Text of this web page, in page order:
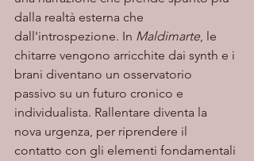
dalla realtà esterna che
dall'introspezione. In Maldimarte, le
chitarre vengono arricchite dai synth e i
brani diventano un osservatorio
passivo su un futuro cronico e
individualista. Rallentare diventa la
nova urgenza, per riprendere il
contatto con gli elementi fondamentali